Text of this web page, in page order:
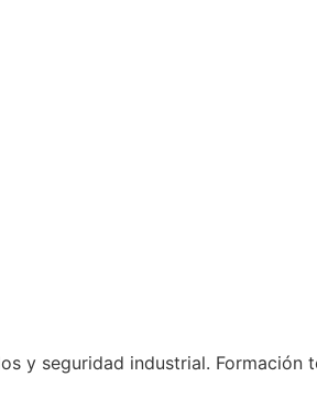
y seguridad industrial. Formación